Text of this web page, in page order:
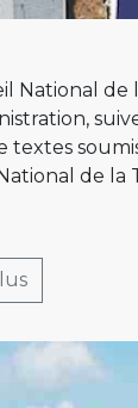
National
de